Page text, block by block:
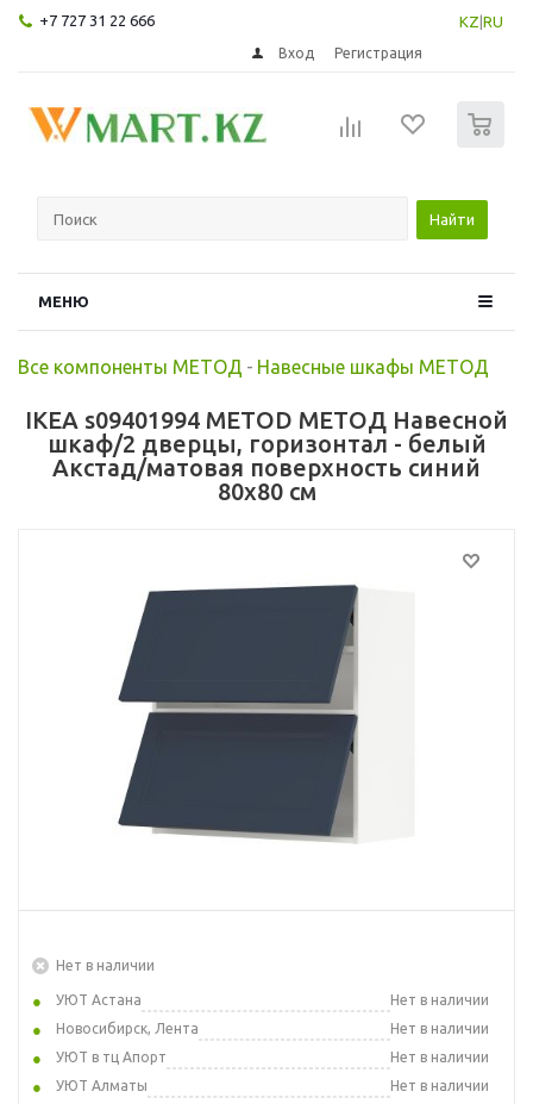
+7 727 31 22 666 KZ RU
Вход Регистрация
Найти
МЕНЮ
Все компоненты МЕТОД - Навесные шкафы МЕТОД
IKEA s09401994 METOD МЕТОД Навесной
шкаф/2 дверцы, горизонтал - белый
Акстад/матовая поверхность синий
80x80 см
Нет в наличии
УЮТ Астана
Нет в наличии
Новосибирск, Лента
Нет в наличии
УЮТ в тц Апорт
Нет в наличии
УЮТ Алматы
Нет в наличии